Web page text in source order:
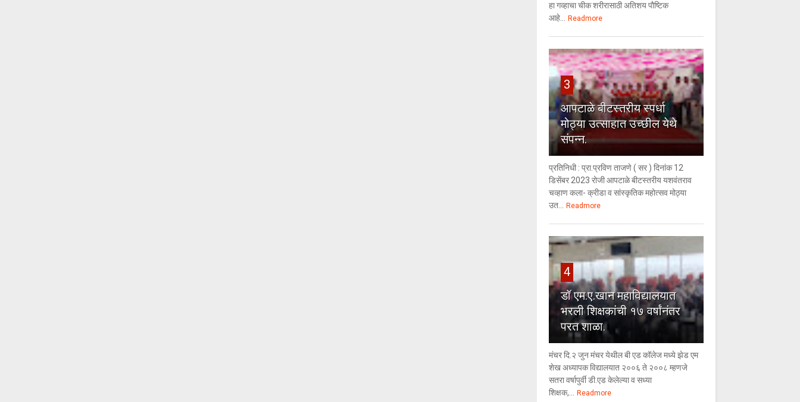
हा गव्हाचा चीक शरीरासाठी अतिशय पौष्टिक
आहे... Readmore
3
आपटाळे बीटस्तरीय स्पर्धा
मोठ्या उत्साहात उच्छील येथे
संपन्न.
प्रतिनिधी : प्रा.प्रविण ताजणे ( सर ) दिनांक 12
डिसेंबर 2023 रोजी आपटाळे बीटस्तरीय यशवंतराव
चव्हाण कला- क्रीडा व सांस्कृतिक महोत्सव मोठ्या
उत... Readmore
4
डॉ एम.ए.खान महाविद्यालयात
भरली शिक्षकांची १७ वर्षांनंतर
परत शाळा.
मंचर दि.२ जुन मंचर येथील बी एड कॉलेज मध्ये झेड एम
शेख अध्यापक विद्यालयात २००६ ते २००८ म्हणजे
सतरा वर्षापुर्वी डी.एड केलेल्या व सध्या
शिक्षक,... Readmore